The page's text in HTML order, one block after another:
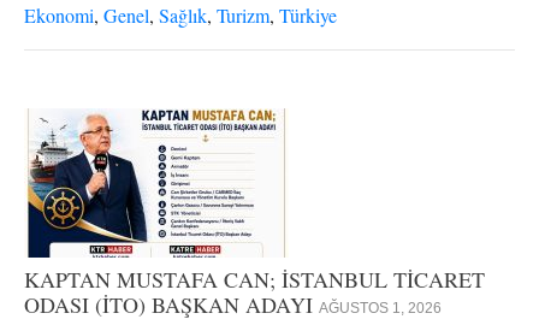
Ekonomi, Genel, Sağlık, Turizm, Türkiye
KAPTAN MUSTAFA CAN; İSTANBUL TİCARET
ODASI (İTO) BAŞKAN ADAYI AĞUSTOS 1, 2026